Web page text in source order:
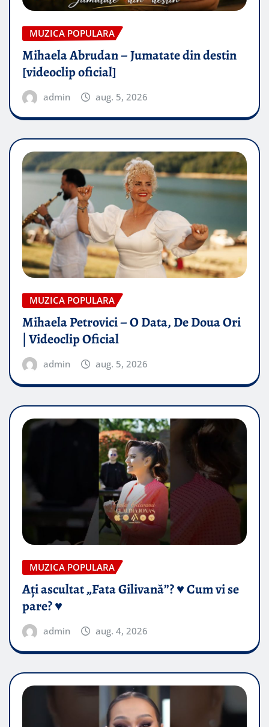
MUZICA POPULARA
Mihaela Abrudan – Jumatate din destin
[videoclip oficial]
admin aug. 5, 2026
MUZICA POPULARA
Mihaela Petrovici – O Data, De Doua Ori
| Videoclip Oficial
admin aug. 5, 2026
MUZICA POPULARA
Ați ascultat „Fata Gilivană”? ♥️ Cum vi se
pare? ♥️
admin aug. 4, 2026